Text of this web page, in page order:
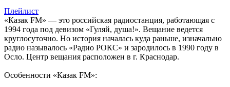
Плейлист
«Казак FM» — это российская радиостанция, работающая с
1994 года под девизом «Гуляй, душа!». Вещание ведется
круглосуточно. Но история началась куда раньше, изначально
радио называлось «Радио РОКС» и зародилось в 1990 году в
Осло. Центр вещания расположен в г. Краснодар.
Особенности «Казак FM»: